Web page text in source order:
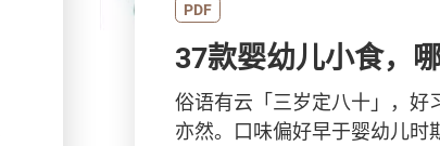
PDF
37款婴幼儿小食，
俗语有云「三岁定八十」，好
亦然。口味偏好早于婴幼儿时